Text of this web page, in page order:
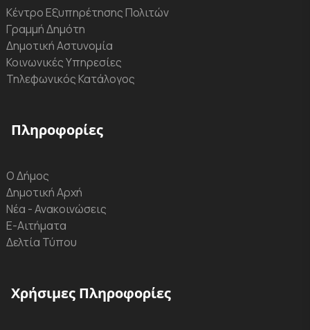
Κέντρο Εξυπηρέτησης Πολιτών
Γραμμή Δημότη
Δημοτική Αστυνομία
Κοινωνικές Υπηρεσίες
Τηλεφωνικός Κατάλογος
Πληροφορίες
Ο Δήμος
Δημοτική Αρχή
Νέα - Ανακοινώσεις
Ε-Αιτήματα
Δελτία Τύπου
Χρήσιμες Πληροφορίες